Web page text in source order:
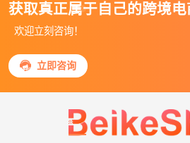
获取真正属于自己的跨境电
欢迎立刻咨询！
 立即咨询